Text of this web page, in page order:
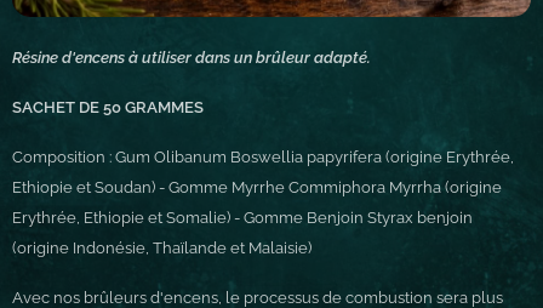
Résine d'encens à utiliser dans un brûleur adapté.
SACHET DE 50 GRAMMES
Composition : Gum Olibanum Boswellia papyrifera (origine Erythrée,
Ethiopie et Soudan) - Gomme Myrrhe Commiphora Myrrha (origine
Erythrée, Ethiopie et Somalie) - Gomme Benjoin Styrax benjoin
(origine Indonésie, Thaïlande et Malaisie)
Avec nos brûleurs d'encens, le processus de combustion sera plus